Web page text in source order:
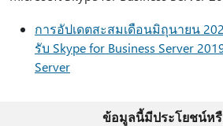
การอัปเดตสะสมเดือนมิถุนายน
รับ Skype for Business Server
Server
ข้อมูลนี้มีประโยชน์ห